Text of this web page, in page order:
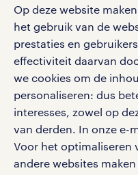
Op deze website
het gebruik van de
prestaties en
effectiviteit daarvan
we cookies om de
personaliseren: dus
interesses, zowel op
van derden. In onze e-
Voor het optimaliseren
andere websites
Volg ons voor de
vacatures, solliciteren
werken bij randstad
privacystatement